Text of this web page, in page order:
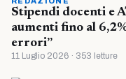
Stipendi docenti e
aumenti fino al
errori”
11 Luglio 2026 · 353 letture